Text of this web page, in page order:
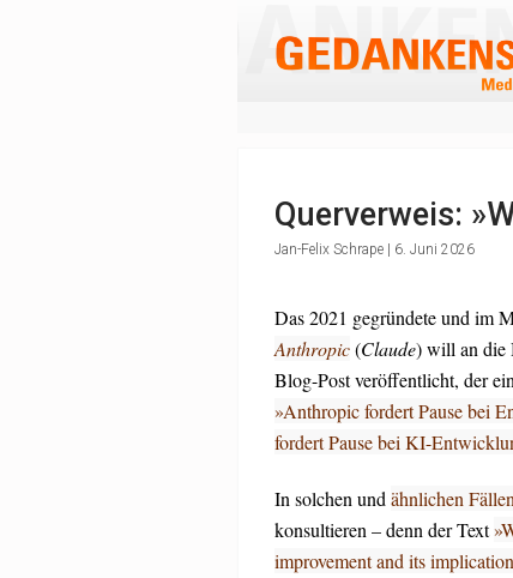
Querverweis:
Jan-Felix Schrape | 6. Juni 2026
Das 2021 gegründete und im
Anthropic(Claude) will an die
Blog-Post veröffentlicht, der
»Anthropic fordert Pause bei
fordert Pause bei KI-
In solchen und ähnlichen Fällen
konsultieren – denn der Text
improvement and its